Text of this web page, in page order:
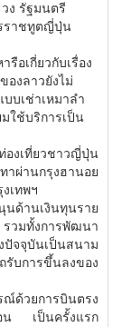
ง รัฐมนตรี
ราชทูตญี่ปุ่น
อเกี่ยวกับเรื่อง
องลาวยังไม่
บเช่าเหมาลำ
ใช้บริการเป็น
องเที่ยวชาวญี่ปุ่น
านกรุงฮานอย
เทพฯ
นด้านเงินทุนราย
มทั้งการพัฒนา
จจุบันเป็นสนาม
บการขึ้นลงของ
ณ์ด้วยการบินตรง
น เป็นครั้งแรก